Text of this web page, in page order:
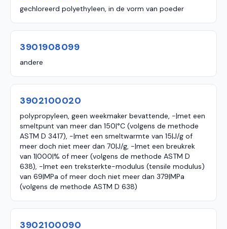
gechloreerd polyethyleen, in de vorm van poeder
3901908099
andere
3902100020
polypropyleen, geen weekmaker bevattende, -|met een
smeltpunt van meer dan 150|°C (volgens de methode
ASTM D 3417), -|met een smeltwarmte van 15|J/g of
meer doch niet meer dan 70|J/g, -|met een breukrek
van 1|000|% of meer (volgens de methode ASTM D
638), -|met een treksterkte-modulus (tensile modulus)
van 69|MPa of meer doch niet meer dan 379|MPa
(volgens de methode ASTM D 638)
3902100090